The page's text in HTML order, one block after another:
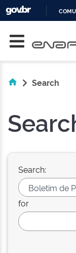
Search
Search:
for